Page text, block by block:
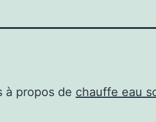
à propos de chauffe eau